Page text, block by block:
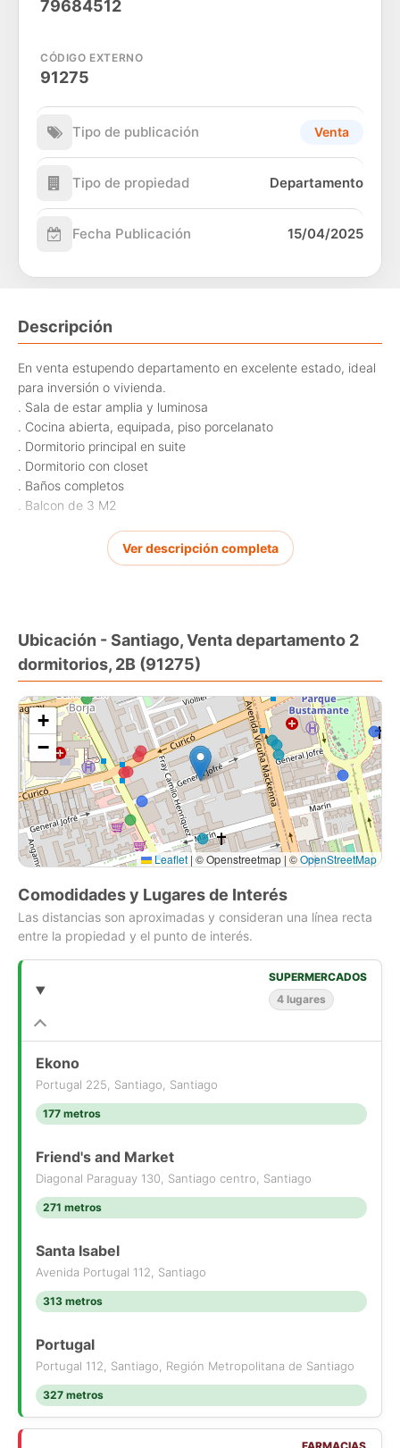
79684512
CÓDIGO EXTERNO
91275
Tipo de publicación Venta
Tipo de propiedad Departamento
Fecha Publicación 15/04/2025
Descripción
En venta estupendo departamento en excelente estado, ideal
para inversión o vivienda.
. Sala de estar amplia y luminosa
. Cocina abierta, equipada, piso porcelanato
. Dormitorio principal en suite
. Dormitorio con closet
. Baños completos
. Balcon de 3 M2
Vive en calle Jofré, con todo al alcance de tu mano.
Ver descripción completa
Ubicación - Santiago, Venta departamento 2
dormitorios, 2B (91275)
+
−
Leaflet | © Openstreetmap | ©OpenStreetMap
Comodidades y Lugares de Interés
Las distancias son aproximadas y consideran una línea recta
entre la propiedad y el punto de interés.
SUPERMERCADOS
4 lugares
Ekono
Portugal 225, Santiago, Santiago
177 metros
Friend's and Market
Diagonal Paraguay 130, Santiago centro, Santiago
271 metros
Santa Isabel
Avenida Portugal 112, Santiago
313 metros
Portugal
Portugal 112, Santiago, Región Metropolitana de Santiago
327 metros